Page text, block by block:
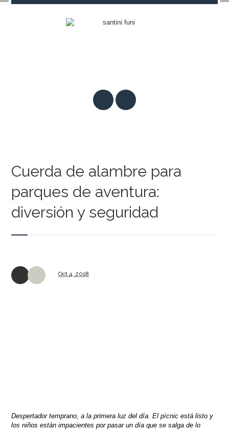
Cuerda de alambre para
parques de aventura:
diversión y seguridad
Oct4, 2018
Despertador temprano, a la primera luz del día. El pícnic está listo y
los niños están impacientes por pasar un día que se salga de lo